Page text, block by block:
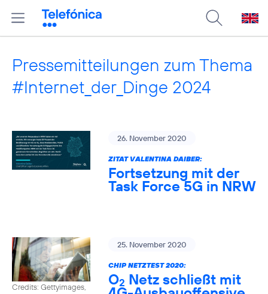
Pressemitteilungen zum Thema
#Internet_der_Dinge 2024
26. November 2020
ZITAT VALENTINA DAIBER:
Fortsetzung mit der
Task Force 5G in NRW
Credits: Gettyimages,
25. November 2020
CHIP NETZTEST 2020:
O2 Netz schließt mit